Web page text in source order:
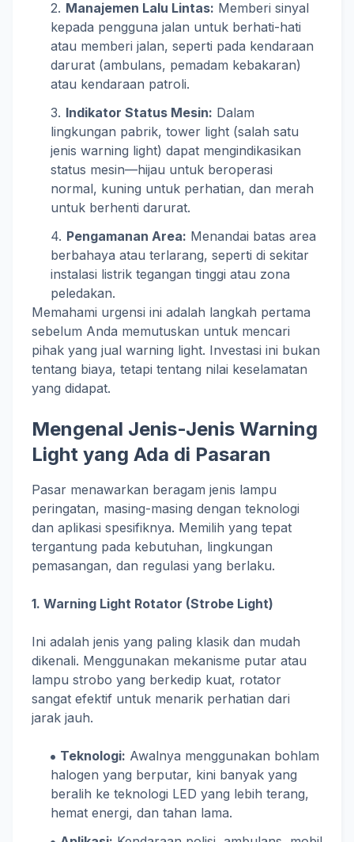
Manajemen Lalu Lintas: Memberi sinyal
kepada pengguna jalan untuk berhati-hati
atau memberi jalan, seperti pada kendaraan
darurat (ambulans, pemadam kebakaran)
atau kendaraan patroli.
Indikator Status Mesin: Dalam
lingkungan pabrik, tower light (salah satu
jenis warning light) dapat mengindikasikan
status mesin—hijau untuk beroperasi
normal, kuning untuk perhatian, dan merah
untuk berhenti darurat.
Pengamanan Area: Menandai batas area
berbahaya atau terlarang, seperti di sekitar
instalasi listrik tegangan tinggi atau zona
peledakan.
Memahami urgensi ini adalah langkah pertama
sebelum Anda memutuskan untuk mencari
pihak yang jual warning light. Investasi ini bukan
tentang biaya, tetapi tentang nilai keselamatan
yang didapat.
Mengenal Jenis-Jenis Warning
Light yang Ada di Pasaran
Pasar menawarkan beragam jenis lampu
peringatan, masing-masing dengan teknologi
dan aplikasi spesifiknya. Memilih yang tepat
tergantung pada kebutuhan, lingkungan
pemasangan, dan regulasi yang berlaku.
1. Warning Light Rotator (Strobe Light)
Ini adalah jenis yang paling klasik dan mudah
dikenali. Menggunakan mekanisme putar atau
lampu strobo yang berkedip kuat, rotator
sangat efektif untuk menarik perhatian dari
jarak jauh.
Teknologi: Awalnya menggunakan bohlam
halogen yang berputar, kini banyak yang
beralih ke teknologi LED yang lebih terang,
hemat energi, dan tahan lama.